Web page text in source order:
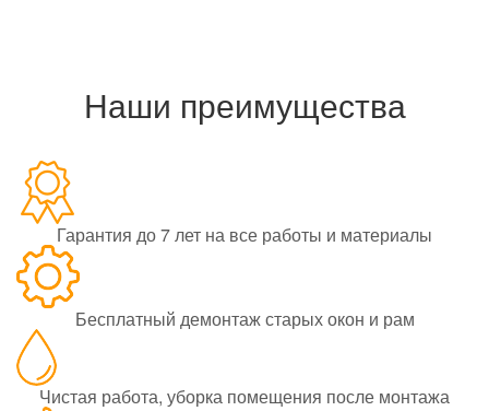
Наши преимущества
Гарантия до 7 лет на все работы и материалы
Бесплатный демонтаж старых окон и рам
Чистая работа, уборка помещения после монтажа